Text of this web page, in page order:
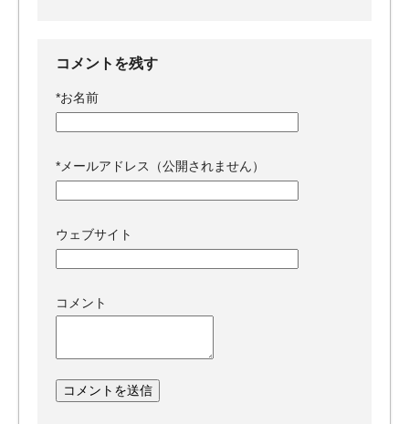
コメントを残す
*お名前
*メールアドレス（公開されません）
ウェブサイト
コメント